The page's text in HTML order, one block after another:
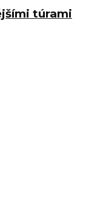
túrami